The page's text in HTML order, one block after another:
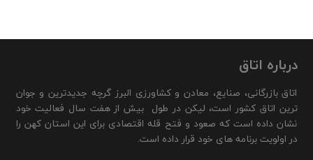
درباره اتاق
اتاق بازرگانی، صنایع، معادن و کشاورزی البرز گرچه جدیدترین و جوان
ترین اتاق کشور است، لیکن در طول بیش از هفت سال فعالیت خود
نشان داده است که صعود و فتح قله اقتصادی برای این استان کهن را
در اولویت برنامه های خود قرار داده است.